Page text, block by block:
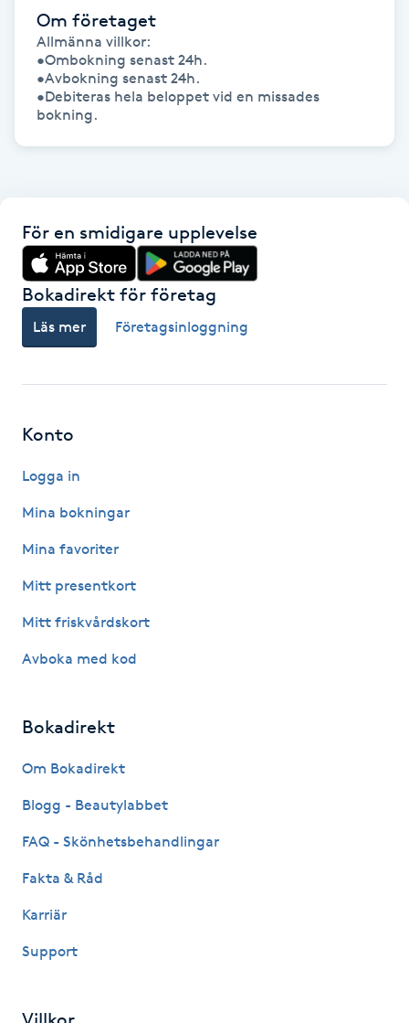
Hälsa
Hälsprickor
IPL hårborttagning
IR-massage
K
K18
Katun fransar
Keratinbehandling
Klippning
Klippning ungdom
Om företaget
Allmänna villkor:
•Ombokning senast 24h.
•Avbokning senast 24h.
•Debiteras hela beloppet vid en missades
För en smidigare upplevelse
Bokadirekt för företag
Läs mer Företagsinloggning
Konto
Logga in
Mina bokningar
Mina favoriter
Mitt presentkort
Mitt friskvårdskort
Avboka med kod
Bokadirekt
Om Bokadirekt
Blogg - Beautylabbet
FAQ - Skönhetsbehandlingar
Fakta & Råd
Karriär
Support